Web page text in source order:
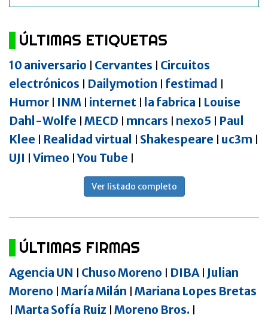
ÚLTIMAS ETIQUETAS
10 aniversario Cervantes
Circuitos
electrónicos
Dailymotion festimad
Humor INM internet la fabrica
Louise
Dahl-Wolfe MECD mncars nexo5
Paul
Klee
Realidad virtual Shakespeare uc3m
UJI Vimeo You Tube
Ver listado completo
ÚLTIMAS FIRMAS
Agencia UN Chuso Moreno DIBA| Julian
Moreno María Milán Mariana Lopes Bretas
Marta Sofía Ruiz Moreno Bros.